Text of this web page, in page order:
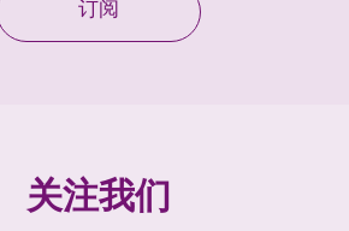
订阅
关注我们